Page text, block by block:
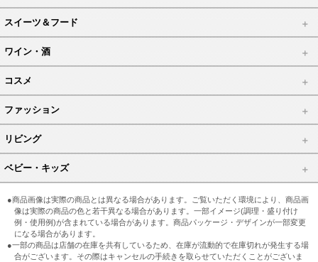
スイーツ＆フード
ワイン・酒
コスメ
ファッション
リビング
ベビー・キッズ
●商品画像は実際の商品とは異なる場合があります。ご覧いただく環境により、商品画
像は実際の商品の色と若干異なる場合があります。一部イメージ(調理・盛り付け
例・使用例)が含まれている場合があります。商品パッケージ・デザインが一部変更
になる場合があります。
●一部の商品は店舗の在庫を共有しているため、在庫が流動的で在庫切れが発生する場
合がございます。その際はキャンセルの手続きを取らせていただくことがございま